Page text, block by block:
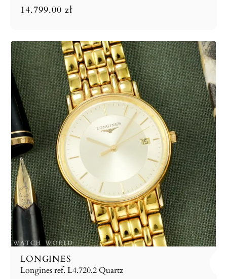
14.799.00 zł
LONGINES
Longines ref. L4.720.2 Quartz